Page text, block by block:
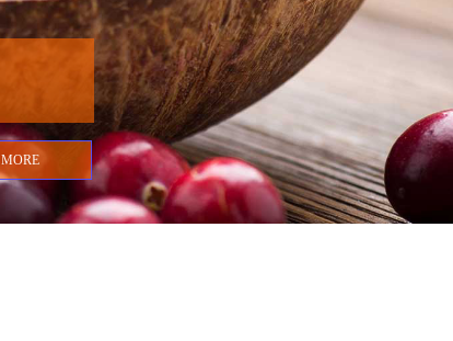
MORE